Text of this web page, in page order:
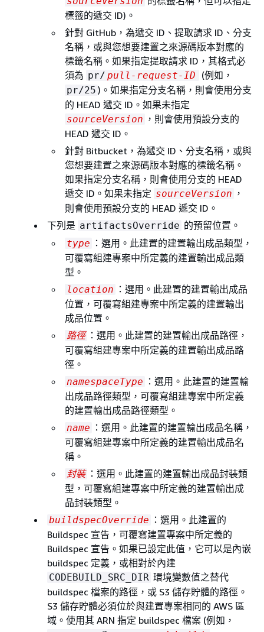
標籤的遞交 ID)。
針對 GitHub，為遞交 ID、提取請求 ID、分支
名稱，或與您想要建置之來源碼版本對應的
標籤名稱。如果指定提取請求 ID，其格式必
須為 pr/ pull-request-ID (例如，
pr/25 )。如果指定分支名稱，則會使用分支
的 HEAD 遞交 ID。如果未指定
sourceVersion ，則會使用預設分支的
HEAD 遞交 ID。
針對 Bitbucket，為遞交 ID、分支名稱，或與
您想要建置之來源碼版本對應的標籤名稱。
如果指定分支名稱，則會使用分支的 HEAD
遞交 ID。如果未指定 sourceVersion ，
則會使用預設分支的 HEAD 遞交 ID。
下列是 artifactsOverride 的預留位置。
type ：選用。此建置的建置輸出成品類型，
可覆寫組建專案中所定義的建置輸出成品類
型。
location ：選用。此建置的建置輸出成品
位置，可覆寫組建專案中所定義的建置輸出
成品位置。
路徑 ：選用。此建置的建置輸出成品路徑，
可覆寫組建專案中所定義的建置輸出成品路
徑。
namespaceType ：選用。此建置的建置輸
出成品路徑類型，可覆寫組建專案中所定義
的建置輸出成品路徑類型。
name ：選用。此建置的建置輸出成品名稱，
可覆寫組建專案中所定義的建置輸出成品名
稱。
封裝 ：選用。此建置的建置輸出成品封裝類
型，可覆寫組建專案中所定義的建置輸出成
品封裝類型。
buildspecOverride ：選用。此建置的
Buildspec 宣告，可覆寫建置專案中所定義的
Buildspec 宣告。如果已設定此值，它可以是內嵌
buildspec 定義，或相對於內建
CODEBUILD_SRC_DIR 環境變數值之替代
buildspec 檔案的路徑，或 S3 儲存貯體的路徑。
S3 儲存貯體必須位於與建置專案相同的 AWS 區
域。使用其 ARN 指定 buildspec 檔案 (例如，